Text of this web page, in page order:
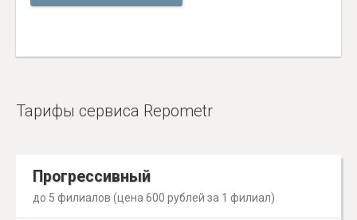
Тарифы сервиса Repometr
Прогрессивный
до 5 филиалов (цена 600 рублей за 1 филиал)